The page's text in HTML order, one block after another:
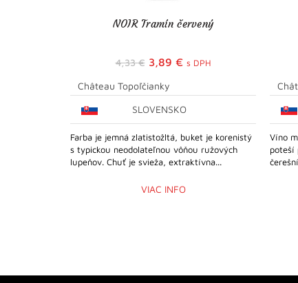
NOIR Tramín červený
4,33€ Pôvodná
bola:
4,33 €.
3,89 €Aktuálna
je:
3,89 €.
s DPH
Château Topoľčianky
SLOVENSKO
Farba je jemná zlatistožltá, buket je korenistý
s typickou neodolateľnou vôňou ružových
lupeňov. Chuť je svieža, extraktívna...
VIAC INFO
Víno
poteší